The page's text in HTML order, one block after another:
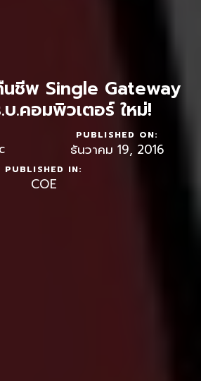
นชีพ Single Gateway
.คอมพิวเตอร์ ใหม่!
PUBLISHED ON:
ธันวาคม 19, 2016
PUBLISHED IN:
COE